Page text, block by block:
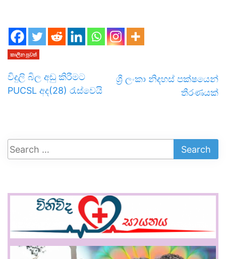
කාලීන පුවත්
විදුලි බිල අඩු කිරීමට
PUCSL අද(28) රැස්වෙයි
ශ්‍රී ලංකා නිදහස් පක්ෂයෙන්
තීරණයක්